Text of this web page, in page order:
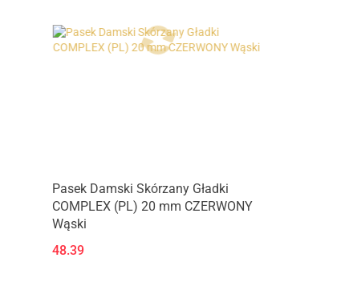
Pasek Damski Skórzany Gładki
COMPLEX (PL) 20 mm CZERWONY
Wąski
48.39